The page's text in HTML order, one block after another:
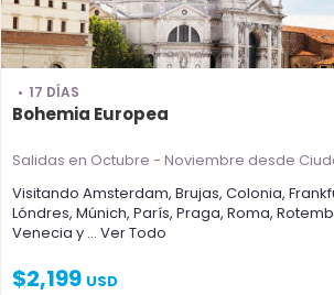
17 DÍAS
Bohemia Europea
Salidas en Octubre - Noviembre desde
Visitando Amsterdam, Brujas, Colonia,
Lóndres, Múnich, París, Praga, Roma,
Venecia y ... Ver Todo
$2,199 USD